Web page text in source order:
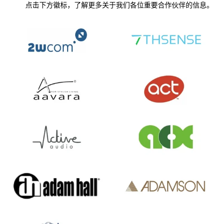
点击下方徽标，了解更多关于我们各位重要合作伙伴的信息。